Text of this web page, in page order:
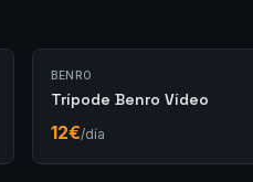
BENRO
Trípode Benro Vídeo
12€/día